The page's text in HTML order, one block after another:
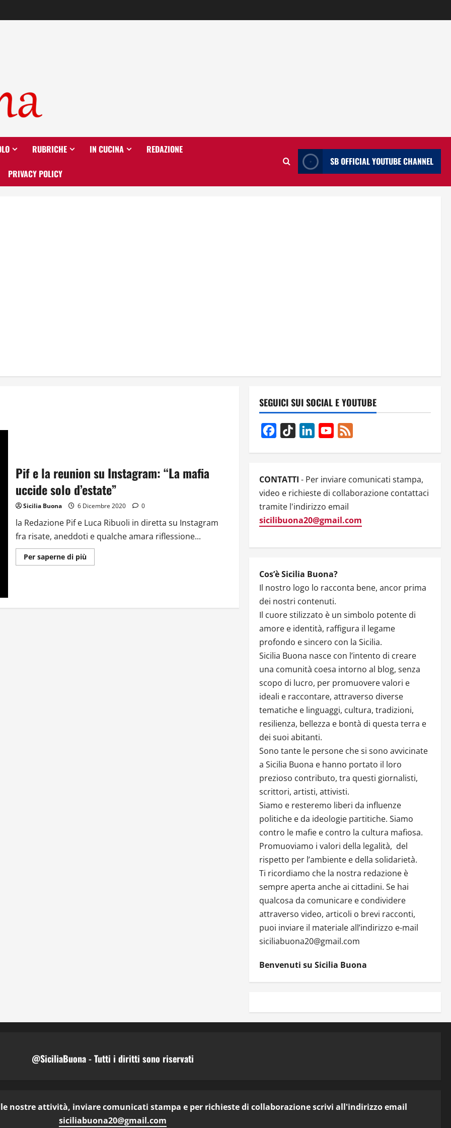
RUBRICHE IN CUCINA REDAZIONE
PRIVACY POLICY
SB OFFICIAL YOUTUBE CHANNEL
Pif e la reunion su Instagram: “La mafia
uccide solo d’estate”
Sicilia Buona 6 Dicembre 2020 0
la Redazione Pif e Luca Ribuoli in diretta su Instagram
fra risate, aneddoti e qualche amara riflessione...
Per saperne di piùUlteriori
informazioni
SEGUICI SUI SOCIAL E YOUTUBE
Facebook
TikTok LinkedInYouTube
CONTATTI - Per inviare comunicati stampa,
video e richieste di collaborazione contattaci
tramite l'indirizzo email
sicilibuona20@gmail.com
Cos’è Sicilia Buona?
Il nostro logo lo racconta bene, ancor prima
dei nostri contenuti.
Il cuore stilizzato è un simbolo potente di
amore e identità, raffigura il legame
profondo e sincero con la Sicilia.
Sicilia Buona nasce con l’intento di creare
una comunità coesa intorno al blog, senza
scopo di lucro, per promuovere valori e
ideali e raccontare, attraverso diverse
tematiche e linguaggi, cultura, tradizioni,
resilienza, bellezza e bontà di questa terra e
dei suoi abitanti.
Sono tante le persone che si sono avvicinate
a Sicilia Buona e hanno portato il loro
prezioso contributo, tra questi giornalisti,
scrittori, artisti, attivisti.
Siamo e resteremo liberi da influenze
politiche e da ideologie partitiche. Siamo
contro le mafie e contro la cultura mafiosa.
Promuoviamo i valori della legalità, del
rispetto per l’ambiente e della solidarietà.
Ti ricordiamo che la nostra redazione è
sempre aperta anche ai cittadini. Se hai
qualcosa da comunicare e condividere
attraverso video, articoli o brevi racconti,
puoi inviare il materiale all’indirizzo e-mail
siciliabuona20@gmail.com
Benvenuti su Sicilia Buona
@SiciliaBuona - Tutti i diritti sono riservati
nostre attività, inviare comunicati stampa e per richieste di collaborazione scrivi all'indirizzo email
siciliabuona20@gmail.com